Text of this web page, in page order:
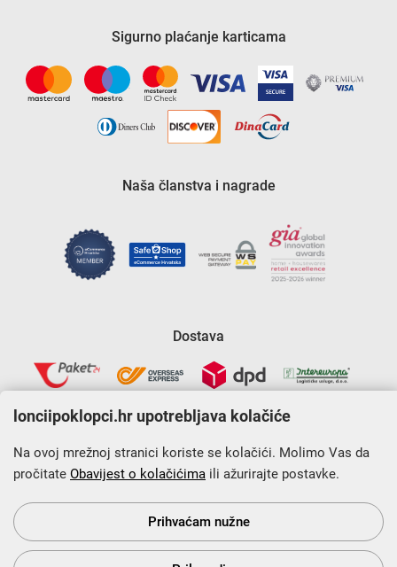
Sigurno plaćanje karticama
Naša članstva i nagrade
Dostava
Krajnji primatelj financijskog instrumenta sufinanciranog iz
Europskog fonda za regionalni razvoj u sklopu Operativnog
programa „Konkurentnost i kohezija”.
lonciipoklopci.hr upotrebljava kolačiće
Na ovoj mrežnoj stranici koriste se kolačići. Molimo Vas da
pročitate Obavijest o kolačićima ili ažurirajte postavke.
Prihvaćam nužne